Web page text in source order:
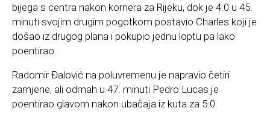
bijega s centra nakon kornera za Rijeku, dok je 4:0 u 45.
minuti svojim drugim pogotkom postavio Charles koji je
došao iz drugog plana i pokupio jednu loptu pa lako
poentirao.
Radomir Đalović na poluvremenu je napravio četiri
zamjene, ali odmah u 47. minuti Pedro Lucas je
poentirao glavom nakon ubačaja iz kuta za 5:0.